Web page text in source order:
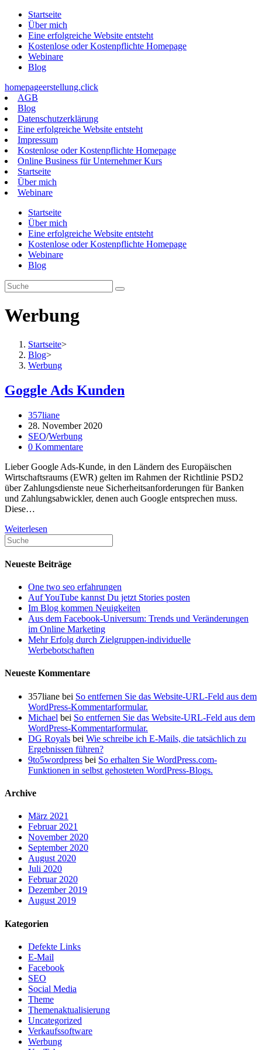
Zum
Inhalt
springen
Startseite
Über mich
Eine erfolgreiche Website entsteht
Kostenlose oder Kostenpflichte Homepage
Webinare
Blog
homepageerstellung.click
AGB
Blog
Datenschutzerklärung
Eine erfolgreiche Website entsteht
Impressum
Kostenlose oder Kostenpflichte Homepage
Online Business für Unternehmer Kurs
Startseite
Über mich
Webinare
Startseite
Über mich
Eine erfolgreiche Website entsteht
Kostenlose oder Kostenpflichte Homepage
Webinare
Blog
Werbung
Startseite>
Blog>
Werbung
Goggle Ads Kunden
Beitrags-
Autor:
357liane
Beitrag
veröffentlicht:
28. November 2020
Beitrags-
Kategorie:
SEO/Werbung
Beitrags-
0 Kommentare
Lieber Google Ads-Kunde, in den Ländern des Europäischen
Wirtschaftsraums (EWR) gelten im Rahmen der Richtlinie PSD2
über Zahlungsdienste neue Sicherheitsanforderungen für Banken
und Zahlungsabwickler, denen auch Google entsprechen muss.
Diese…
Weiterlesen
Kunden
Neueste Beiträge
One two seo erfahrungen
Auf YouTube kannst Du jetzt Stories posten
Im Blog kommen Neuigkeiten
Aus dem Facebook-Universum: Trends und Veränderungen
im Online Marketing
Mehr Erfolg durch Zielgruppen-individuelle
Werbebotschaften
Neueste Kommentare
357liane bei So entfernen Sie das Website-URL-Feld aus dem
WordPress-Kommentarformular.
Michael bei So entfernen Sie das Website-URL-Feld aus dem
WordPress-Kommentarformular.
DG Royals bei Wie schreibe ich E-Mails, die tatsächlich zu
Ergebnissen führen?
9to5wordpress bei So erhalten Sie WordPress.com-
Funktionen in selbst gehosteten WordPress-Blogs.
Archive
März 2021
Februar 2021
November 2020
September 2020
August 2020
Juli 2020
Februar 2020
Dezember 2019
August 2019
Kategorien
Defekte Links
E-Mail
Facebook
SEO
Social Media
Theme
Themenaktualisierung
Uncategorized
Verkaufssoftware
Werbung